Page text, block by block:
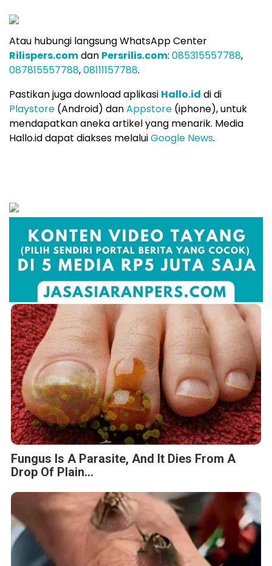
Atau hubungi langsung WhatsApp Center
Rilispers.comdan Persrilis.com: 085315557788,
087815557788,08111157788.
Pastikan juga download aplikasi Hallo.id di di
Playstore (Android) danAppstore (iphone), untuk
mendapatkan aneka artikel yang menarik. Media
Hallo.id dapat diakses melaluiGoogle News.
Fungus Is A Parasite, And It Dies From A
Drop Of Plain...